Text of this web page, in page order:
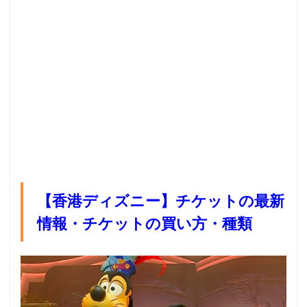
【香港ディズニー】チケットの最新
情報・チケットの買い方・種類